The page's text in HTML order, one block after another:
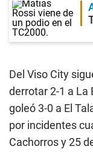
Del Viso City
derrotar 2-1 a La
goleó 3-0 a El
por incidentes
Cachorros y 25